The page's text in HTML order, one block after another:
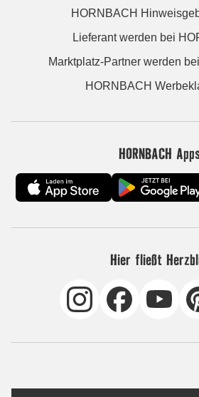
HORNBACH
Lieferant werden bei
Marktplatz-Partner werden
HORNBACH
HORNBACH
Hier fließt